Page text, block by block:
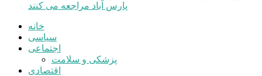
پارس آباد مراجعه می کنند
خانه
سیاسی
اجتماعی
پزشکی و سلامت
اقتصادی